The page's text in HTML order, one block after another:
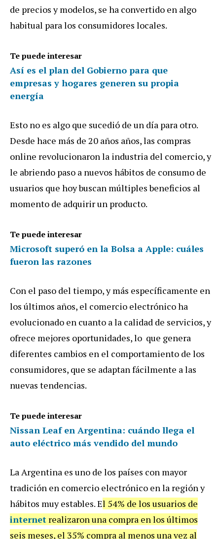
de precios y modelos, se ha convertido en algo
habitual para los consumidores locales.
Te puede interesar
Así es el plan del Gobierno para que
empresas y hogares generen su propia
energía
Esto no es algo que sucedió de un día para otro.
Desde hace más de 20 años años, las compras
online revolucionaron la industria del comercio, y
le abriendo paso a nuevos hábitos de consumo de
usuarios que hoy buscan múltiples beneficios al
momento de adquirir un producto.
Te puede interesar
Microsoft superó en la Bolsa a Apple: cuáles
fueron las razones
Con el paso del tiempo, y más específicamente en
los últimos años, el comercio electrónico ha
evolucionado en cuanto a la calidad de servicios, y
ofrece mejores oportunidades, lo que genera
diferentes cambios en el comportamiento de los
consumidores, que se adaptan fácilmente a las
nuevas tendencias.
Te puede interesar
Nissan Leaf en Argentina: cuándo llega el
auto eléctrico más vendido del mundo
La Argentina es uno de los países con mayor
tradición en comercio electrónico en la región y
hábitos muy estables. El 54% de los usuarios de
internet realizaron una compra en los últimos
seis meses, el 35% compra al menos una vez al